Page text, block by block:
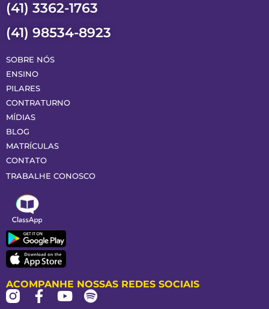
(41) 3362-1763
(41) 98534-8923
SOBRE NÓS
ENSINO
PILARES
CONTRATURNO
MÍDIAS
BLOG
MATRÍCULAS
CONTATO
TRABALHE CONOSCO
ACOMPANHE NOSSAS REDES SOCIAIS